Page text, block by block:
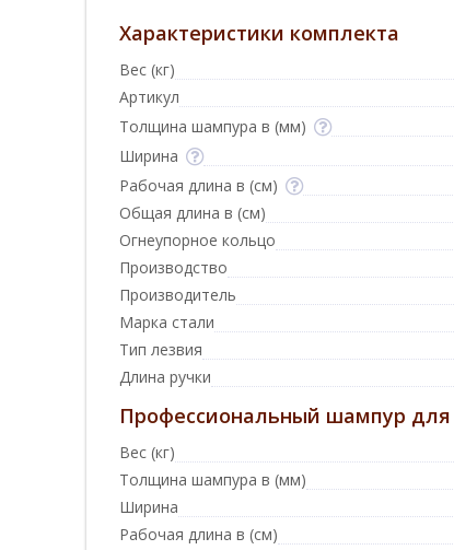
Характеристики комплекта
Вес (кг)
Артикул
Толщина шампура в (мм)
Ширина
Рабочая длина в (см)
Общая длина в (см)
Огнеупорное кольцо
Производство
Производитель
Марка стали
Тип лезвия
Длина ручки
Профессиональный шампур
Вес (кг)
Толщина шампура в (мм)
Ширина
Рабочая длина в (см)